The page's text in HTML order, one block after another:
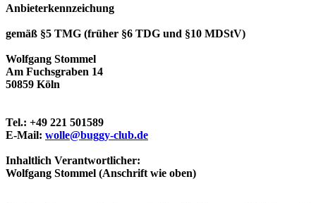
Anbieterkennzeichung
gemäß §5 TMG (früher §6 TDG und §10 MDStV)
Wolfgang Stommel
Am Fuchsgraben 14
50859 Köln
Tel.: +49 221 501589
E-Mail: wolle@buggy-club.de
Inhaltlich Verantwortlicher:
Wolfgang Stommel (Anschrift wie oben)